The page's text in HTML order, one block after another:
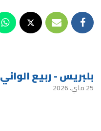
بلبريس - ربيع الواني
25 ماي، 2026